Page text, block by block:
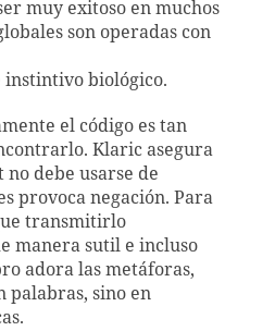
muy exitoso en muchos
son operadas con
instintivo biológico.
el código es tan
Klaricasegura
debe usarse de
provoca negación. Para
transmitirlo
manera sutil e incluso
adora las metáforas,
palabras, sino en